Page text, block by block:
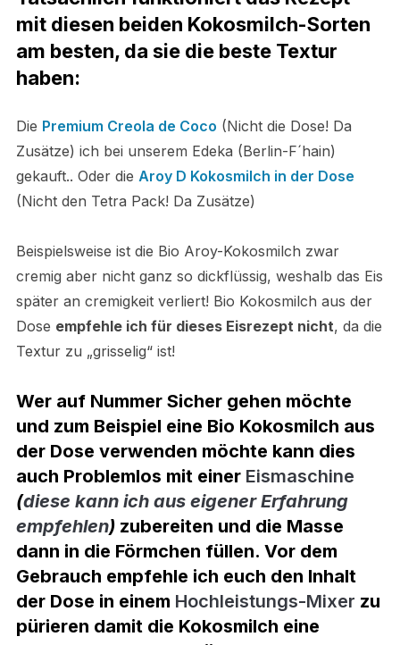
mit diesen beiden Kokosmilch-Sorten
am besten, da sie die beste Textur
haben:
Die Premium Creola de Coco (Nicht die Dose! Da
Zusätze) ich bei unserem Edeka (Berlin-F´hain)
gekauft.. Oder die Aroy D Kokosmilch in der Dose
(Nicht den Tetra Pack! Da Zusätze)
Beispielsweise ist die Bio Aroy-Kokosmilch zwar
cremig aber nicht ganz so dickflüssig, weshalb das Eis
später an cremigkeit verliert! Bio Kokosmilch aus der
Dose empfehle ich für dieses Eisrezept nicht, da die
Textur zu „grisselig“ ist!
Wer auf Nummer Sicher gehen möchte
und zum Beispiel eine Bio Kokosmilch aus
der Dose verwenden möchte kann dies
auch Problemlos mit einer Eismaschine
(diese kann ich aus eigener Erfahrung
empfehlen)zubereiten und die Masse
dann in die Förmchen füllen. Vor dem
Gebrauch empfehle ich euch den Inhalt
der Dose in einem Hochleistungs-Mixer zu
pürieren damit die Kokosmilch eine